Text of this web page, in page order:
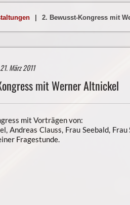
2. Bewusst-Kongress mit
März 2011
mit Werner Altnickel
mit Vorträgen von:
Andreas Clauss, Frau Seebald,
Fragestunde.